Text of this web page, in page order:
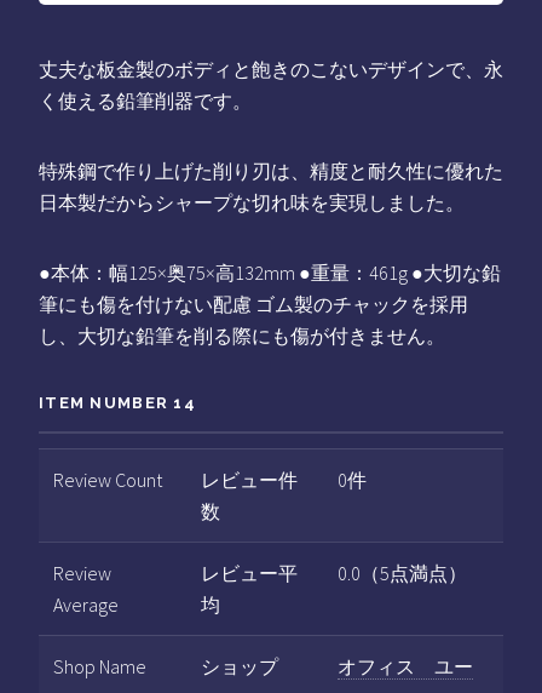
丈夫な板金製のボディと飽きのこないデザインで、永
く使える鉛筆削器です。
特殊鋼で作り上げた削り刃は、精度と耐久性に優れた
日本製だからシャープな切れ味を実現しました。
●本体：幅125×奥75×高132mm ●重量：461g ●大切な鉛
筆にも傷を付けない配慮 ゴム製のチャックを採用
し、大切な鉛筆を削る際にも傷が付きません。
ITEM NUMBER 14
Review Count
レビュー件
数
0件
Review
Average
レビュー平
均
0.0（5点満点）
Shop Name ショップ オフィス ユー